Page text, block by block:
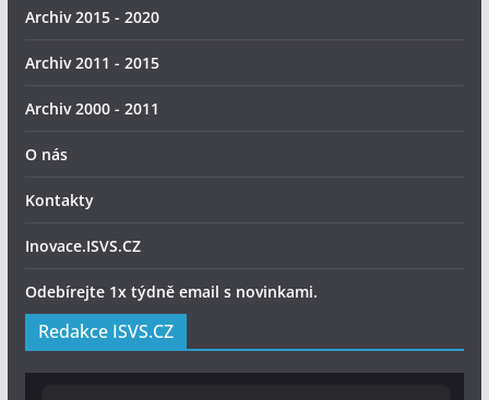
Archiv 2015 - 2020
Archiv 2011 - 2015
Archiv 2000 - 2011
O nás
Kontakty
Inovace.ISVS.CZ
Odebírejte 1x týdně email s novinkami.
Redakce ISVS.CZ